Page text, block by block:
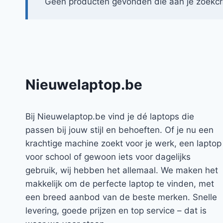
Nieuwelaptop.be
Bij Nieuwelaptop.be vind je dé laptops die
passen bij jouw stijl en behoeften. Of je nu een
krachtige machine zoekt voor je werk, een laptop
voor school of gewoon iets voor dagelijks
gebruik, wij hebben het allemaal. We maken het
makkelijk om de perfecte laptop te vinden, met
een breed aanbod van de beste merken. Snelle
levering, goede prijzen en top service – dat is